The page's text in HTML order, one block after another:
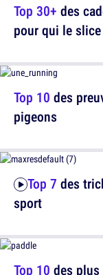
Top 30+ des
pour qui le
Top 7 des
sport
Top 10 des
pigeons
Top 10 des